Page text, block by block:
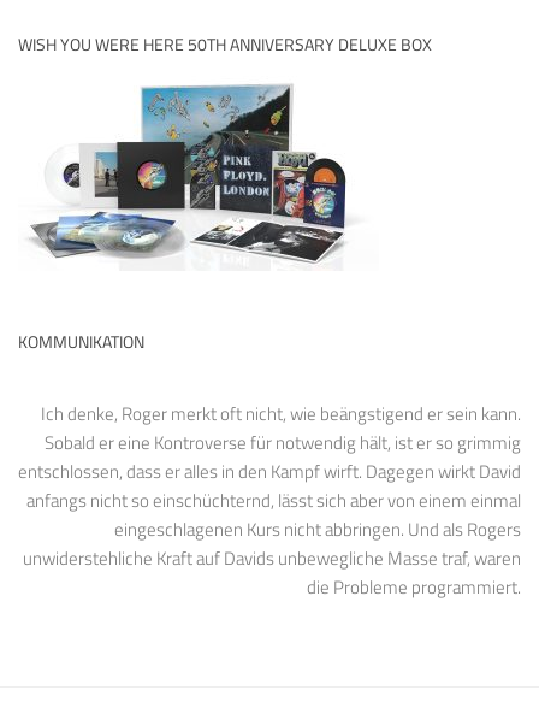
WISH YOU WERE HERE 50TH ANNIVERSARY DELUXE BOX
KOMMUNIKATION
Ich denke, Roger merkt oft nicht, wie beängstigend er sein kann.
Sobald er eine Kontroverse für notwendig hält, ist er so grimmig
entschlossen, dass er alles in den Kampf wirft. Dagegen wirkt David
anfangs nicht so einschüchternd, lässt sich aber von einem einmal
eingeschlagenen Kurs nicht abbringen. Und als Rogers
unwiderstehliche Kraft auf Davids unbewegliche Masse traf, waren
die Probleme programmiert.